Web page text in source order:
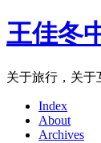
王佳冬
关于旅行，关于
Index
About
Archives